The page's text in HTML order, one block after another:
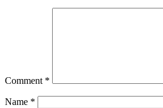
Comment *
Name *